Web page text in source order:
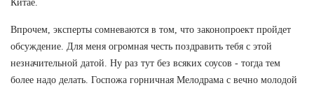
Китае.
Впрочем, эксперты сомневаются в том, что законопроект пройдет
обсуждение. Для меня огромная честь поздравить тебя с этой
незначительной датой. Ну раз тут без всяких соусов - тогда тем
более надо делать. Госпожа горничная Мелодрама с вечно молодой